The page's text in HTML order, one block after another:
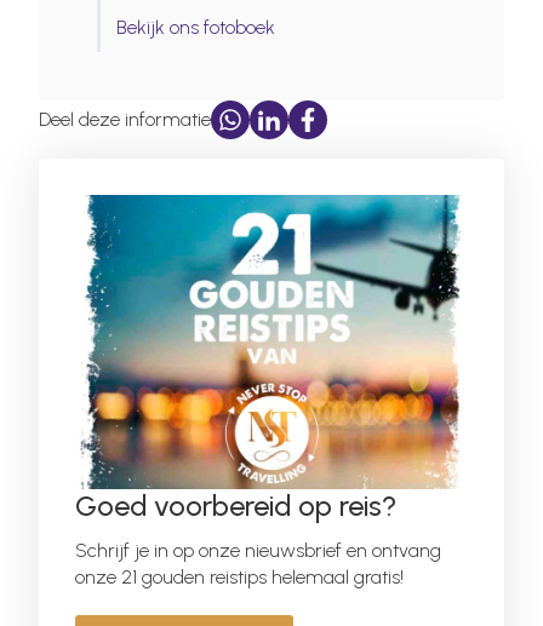
Bekijk ons fotoboek
Deel deze informatie
Goed voorbereid op reis?
Schrijf je in op onze nieuwsbrief en ontvang
onze 21 gouden reistips helemaal gratis!